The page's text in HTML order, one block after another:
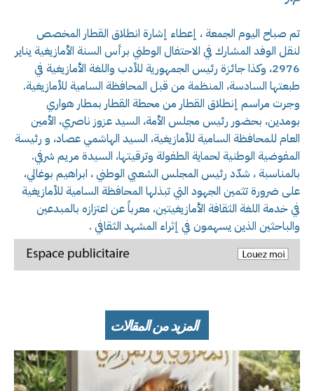
تم صباح اليوم الجمعة ، إعطاء إشارة انطلاق القطار المخصص
لنقل الوفد المشارك في الاحتفال الوطني برأس السنة الأمازيغية يناير
2976، وكذا جائزة رئيس الجمهورية للأدب واللغة الأمازيغية في
طبعتها السادسة، المنظمة من قبل المحافظة السامية للأمازيغية.
وجرت مراسم إنطلاق القطار من محطة القطار بمطار هواري
بومدين، بحضور رئيس مجلس الأمة، السيد عزوز ناصري، الأمين
العام للمحافظة السامية للأمازيغية، السيد الهاشمي عصاد، و رئيسة
المفوضية الوطنية لحماية الطفولة وترقيتها، السيدة مريم شرفي.
بالمناسبة ، شدّد رئيس المجلس الشعبي الوطني ، ابراهيم بوغالي،
على ضرورة تثمين الجهود التي تبذلها المحافظة السامية للأمازيغية
في خدمة اللغة الثقافة الأمازيغيتين، معرباً عن اعتزازه بالمبدعين
والباحثين الذين يسهمون في إثراء المشهد الثقافي .
المزيد من المقالات